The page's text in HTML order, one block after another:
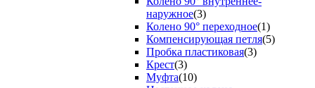
наружное(3)
Колено 90° переходное(1)
Компенсирующая петля(5)
Пробка пластиковая(3)
Крест(3)
Муфта(10)